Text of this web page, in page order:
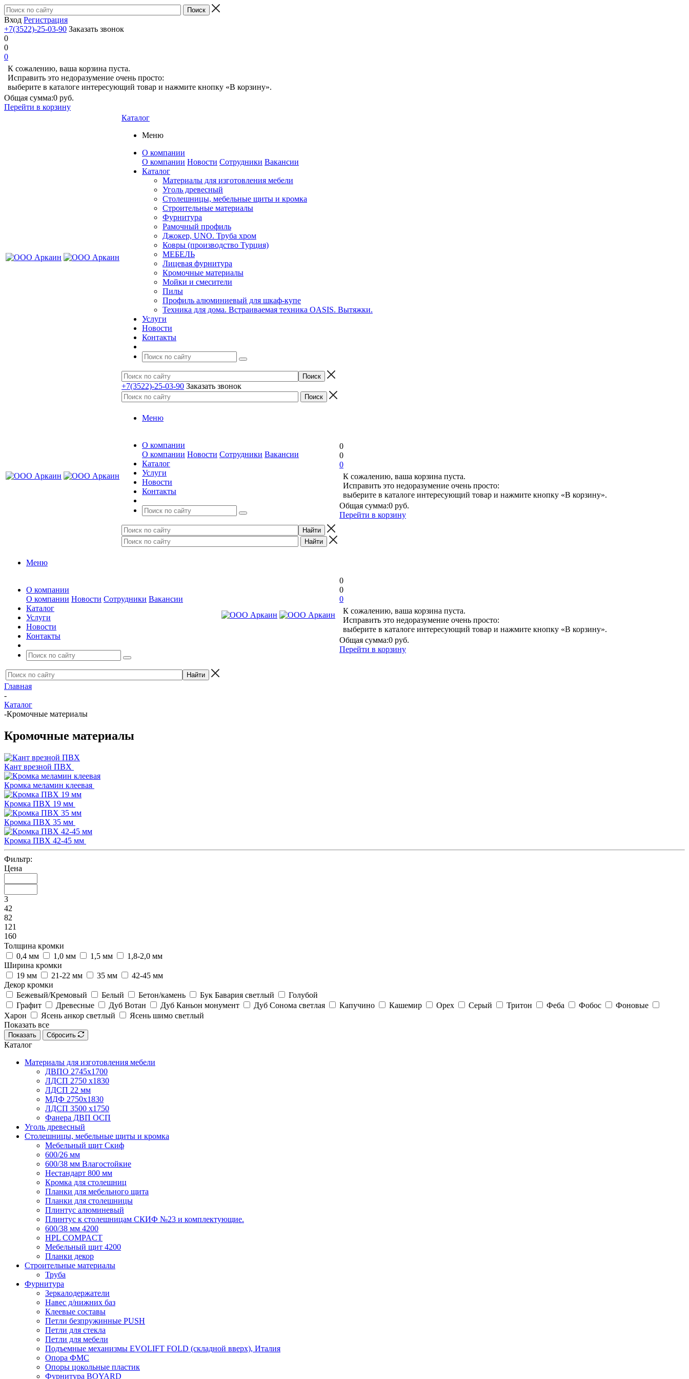
Вход Регистрация
+7(3522)-25-03-90 Заказать звонок
0
0
0
К сожалению, ваша корзина пуста.
Исправить это недоразумение очень просто:
выберите в каталоге интересующий товар и нажмите кнопку «В корзину».
Общая сумма:0 руб.
Перейти в корзину
Каталог
Меню
О компании
О компании Новости Сотрудники Вакансии
Каталог
Материалы для изготовления мебели
Уголь древесный
Столешницы, мебельные щиты и кромка
Строительные материалы
Фурнитура
Рамочный профиль
Джокер, UNO. Труба хром
Ковры (производство Турция)
МЕБЕЛЬ
Лицевая фурнитура
Кромочные материалы
Мойки и смесители
Пилы
Профиль алюминиевый для шкаф-купе
Техника для дома. Встраиваемая техника OASIS. Вытяжки.
Услуги
Новости
Контакты
+7(3522)-25-03-90 Заказать звонок
Меню
О компании
О компании Новости Сотрудники Вакансии
Каталог
Услуги
Новости
Контакты
0
0
0
К сожалению, ваша корзина пуста.
Исправить это недоразумение очень просто:
выберите в каталоге интересующий товар и нажмите кнопку «В корзину».
Общая сумма:0 руб.
Перейти в корзину
Меню
О компании
О компании Новости Сотрудники Вакансии
Каталог
Услуги
Новости
Контакты
0
0
0
К сожалению, ваша корзина пуста.
Исправить это недоразумение очень просто:
выберите в каталоге интересующий товар и нажмите кнопку «В корзину».
Общая сумма:0 руб.
Перейти в корзину
Главная
-
Каталог
-Кромочные материалы
Кромочные материалы
Кант врезной ПВХ
Кромка меламин клеевая
Кромка ПВХ 19 мм
Кромка ПВХ 35 мм
Кромка ПВХ 42-45 мм
Фильтр:
Цена
3
42
82
121
160
Толщина кромки
0,4 мм
1,0 мм 1,5 мм
1,8-2,0 мм
Ширина кромки
19 мм
21-22 мм 35 мм
42-45 мм
Декор кромки
Бежевый/Кремовый
Белый Бетон/камень Бук Бавария светлый
Голубой
Графит
Древесные Дуб Вотан Дуб Каньон монумент Дуб Сонома светлая Капучино Кашемир Орех Серый Тритон Феба Фобос
Фоновые
Харон
Ясень анкор светлый
Ясень шимо светлый
Показать все
Показать Сбросить
Каталог
Материалы для изготовления мебели
ДВПО 2745х1700
ЛДСП 2750 х1830
ЛДСП 22 мм
МДФ 2750х1830
ЛДСП 3500 х1750
Фанера ДВП ОСП
Уголь древесный
Столешницы, мебельные щиты и кромка
Мебельный щит Скиф
600/26 мм
600/38 мм Влагостойкие
Нестандарт 800 мм
Кромка для столешниц
Планки для мебельного щита
Планки для столешницы
Плинтус алюминевый
Плинтус к столешницам СКИФ №23 и комплектующие.
600/38 мм 4200
HPL COMPACT
Мебельный щит 4200
Планки декор
Строительные материалы
Труба
Фурнитура
Зеркалодержатели
Навес д/нижних баз
Клеевые составы
Петли безпружинные PUSH
Петли для стекла
Петли для мебели
Подъемные механизмы EVOLIFT FOLD (складной вверх), Италия
Опора ФМС
Опоры цокольные пластик
Фурнитура BOYARD